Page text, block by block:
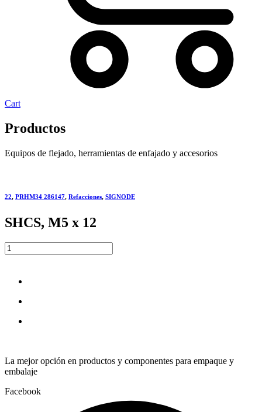
Cart
Productos
Equipos de flejado, herramientas de enfajado y accesorios
22, PRHM34 286147, Refacciones, SIGNODE
SHCS, M5 x 12
SHCS,
M5
La mejor opción en productos y componentes para empaque y
embalaje
Facebook